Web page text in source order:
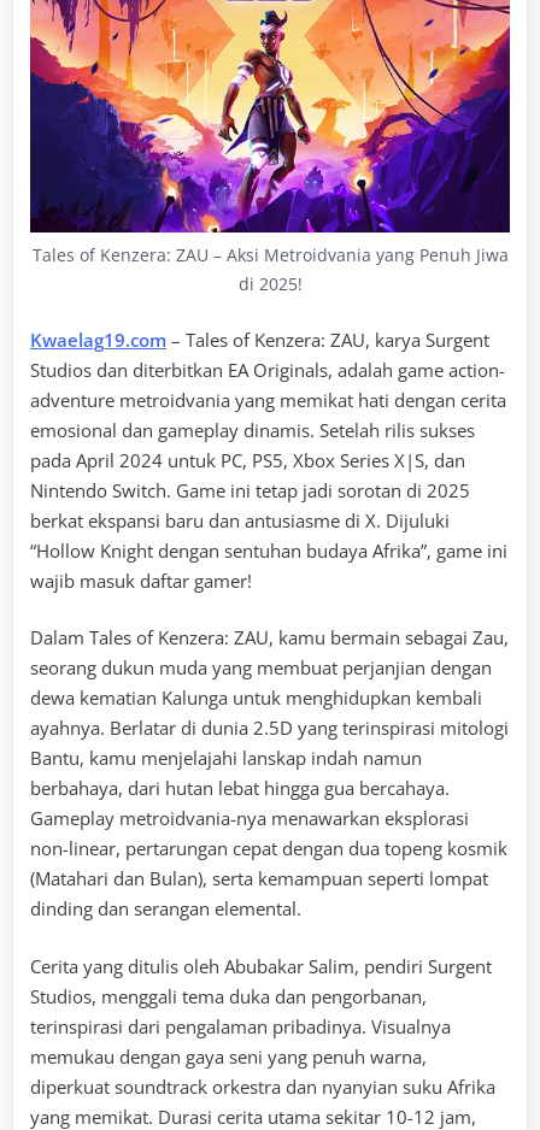
Tales of Kenzera: ZAU – Aksi Metroidvania yang Penuh Jiwa
di 2025!
Kwaelag19.com – Tales of Kenzera: ZAU, karya Surgent
Studios dan diterbitkan EA Originals, adalah game action-
adventure metroidvania yang memikat hati dengan cerita
emosional dan gameplay dinamis. Setelah rilis sukses
pada April 2024 untuk PC, PS5, Xbox Series X|S, dan
Nintendo Switch. Game ini tetap jadi sorotan di 2025
berkat ekspansi baru dan antusiasme di X. Dijuluki
“Hollow Knight dengan sentuhan budaya Afrika”, game ini
wajib masuk daftar gamer!
Dalam Tales of Kenzera: ZAU, kamu bermain sebagai Zau,
seorang dukun muda yang membuat perjanjian dengan
dewa kematian Kalunga untuk menghidupkan kembali
ayahnya. Berlatar di dunia 2.5D yang terinspirasi mitologi
Bantu, kamu menjelajahi lanskap indah namun
berbahaya, dari hutan lebat hingga gua bercahaya.
Gameplay metroidvania-nya menawarkan eksplorasi
non-linear, pertarungan cepat dengan dua topeng kosmik
(Matahari dan Bulan), serta kemampuan seperti lompat
dinding dan serangan elemental.
Cerita yang ditulis oleh Abubakar Salim, pendiri Surgent
Studios, menggali tema duka dan pengorbanan,
terinspirasi dari pengalaman pribadinya. Visualnya
memukau dengan gaya seni yang penuh warna,
diperkuat soundtrack orkestra dan nyanyian suku Afrika
yang memikat. Durasi cerita utama sekitar 10-12 jam,